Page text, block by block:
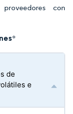
con
*
de
e